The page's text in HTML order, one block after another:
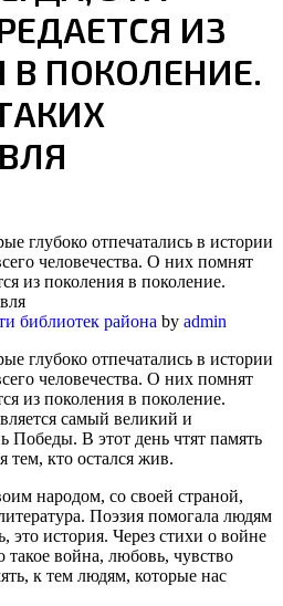
ИЗ
ПОКОЛЕНИЕ.
глубоко отпечатались в истории
человечества. О них помнят
из поколения в поколение.
библиотек района by admin
глубоко отпечатались в истории
человечества. О них помнят
из поколения в поколение.
самый великий и
Победы. В этот день чтят память
тем, кто остался жив.
народом, со своей страной,
Поэзия помогала людям
история. Через стихи о войне
такое война, любовь, чувство
к тем людям,​ которые нас